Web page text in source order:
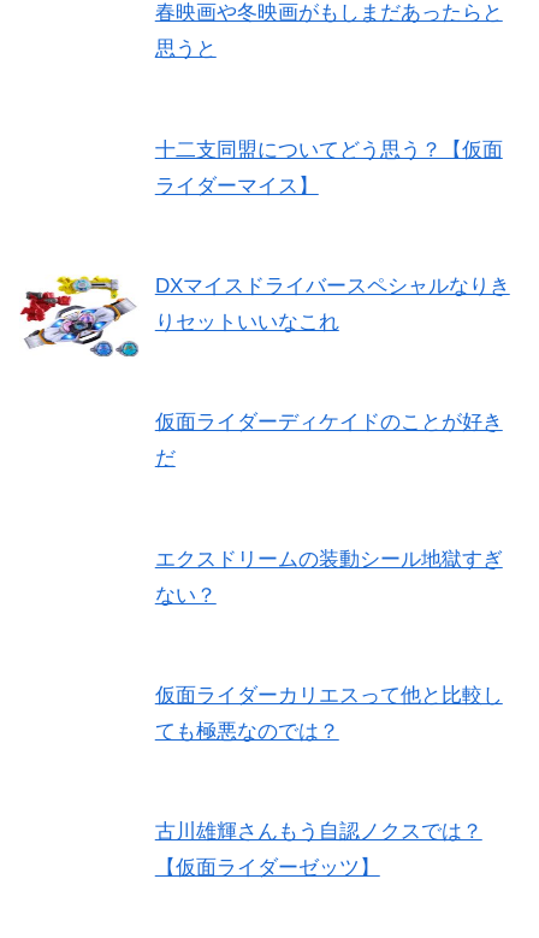
春映画や冬映画がもしまだあったらと
思うと
十二支同盟についてどう思う？【仮面
ライダーマイス】
DXマイスドライバースペシャルなりき
りセットいいなこれ
仮面ライダーディケイドのことが好き
だ
エクスドリームの装動シール地獄すぎ
ない？
仮面ライダーカリエスって他と比較し
ても極悪なのでは？
古川雄輝さんもう自認ノクスでは？
【仮面ライダーゼッツ】